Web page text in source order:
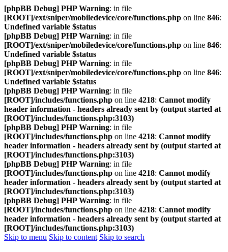
[phpBB Debug] PHP Warning: in file
[ROOT]/ext/sniper/mobiledevice/core/functions.php on line 846:
Undefined variable $status
[phpBB Debug] PHP Warning: in file
[ROOT]/ext/sniper/mobiledevice/core/functions.php on line 846:
Undefined variable $status
[phpBB Debug] PHP Warning: in file
[ROOT]/ext/sniper/mobiledevice/core/functions.php on line 846:
Undefined variable $status
[phpBB Debug] PHP Warning: in file
[ROOT]/includes/functions.php on line 4218: Cannot modify
header information - headers already sent by (output started at
[ROOT]/includes/functions.php:3103)
[phpBB Debug] PHP Warning: in file
[ROOT]/includes/functions.php on line 4218: Cannot modify
header information - headers already sent by (output started at
[ROOT]/includes/functions.php:3103)
[phpBB Debug] PHP Warning: in file
[ROOT]/includes/functions.php on line 4218: Cannot modify
header information - headers already sent by (output started at
[ROOT]/includes/functions.php:3103)
[phpBB Debug] PHP Warning: in file
[ROOT]/includes/functions.php on line 4218: Cannot modify
header information - headers already sent by (output started at
[ROOT]/includes/functions.php:3103)
Skip to menu Skip to content Skip to search